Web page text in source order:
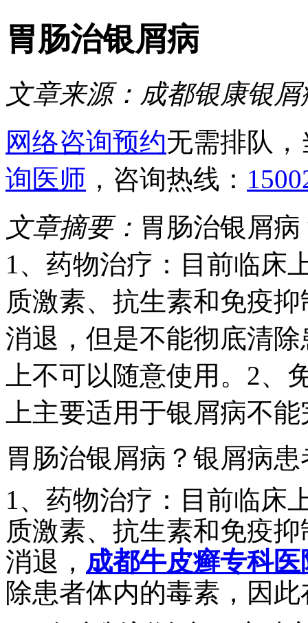
胃肠治银屑病
文章来源： 成都银康银
网络咨询预约无需排队
询医师 ，咨询热线：
文章摘要： 胃肠治银屑
1、药物治疗：目前临床
质激素、抗生素和免疫
消退，但是不能彻底清
上不可以随意使用。2
上主要适用于银屑病不
胃肠治银屑病？银屑病
1、药物治疗：目前临床
质激素、抗生素和免疫
消退， 成都牛皮癣专科医
除患者体内的毒素，因